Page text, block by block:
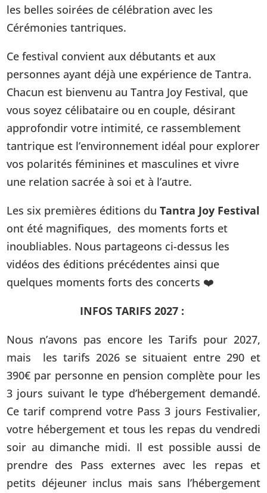
les belles soirées de célébration avec les
Cérémonies tantriques.
Ce festival convient aux débutants et aux
personnes ayant déjà une expérience de Tantra.
Chacun est bienvenu au Tantra Joy Festival, que
vous soyez célibataire ou en couple, désirant
approfondir votre intimité, ce rassemblement
tantrique est l’environnement idéal pour explorer
vos polarités féminines et masculines et vivre
une relation sacrée à soi et à l’autre.
Les six premières éditions duTantra Joy Festival
ont été magnifiques, des moments forts et
inoubliables. Nous partageons ci-dessus les
vidéos des éditions précédentes ainsi que
quelques moments forts des concerts ❤️
INFOS TARIFS 2027 :
Nous n’avons pas encore les Tarifs pour 2027,
mais les tarifs 2026 se situaient entre 290 et
390€ par personne en pension complète pour les
3 jours suivant le type d’hébergement demandé.
Ce tarif comprend votre Pass 3 jours Festivalier,
votre hébergement et tous les repas du vendredi
soir au dimanche midi. Il est possible aussi de
prendre des Pass externes avec les repas et
petits déjeuner inclus mais sans l’hébergement